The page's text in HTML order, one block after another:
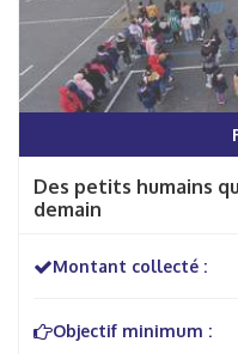
Des petits humains
demain
Montant collecté :
Objectif minimum :